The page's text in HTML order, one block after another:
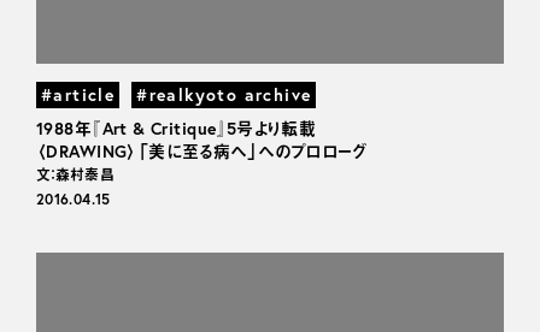
#article
#realkyoto archive
1988年『Art & Critique』5号より転載
〈DRAWING〉「美に至る病へ」へのプロローグ
文：森村泰昌
2016.04.15